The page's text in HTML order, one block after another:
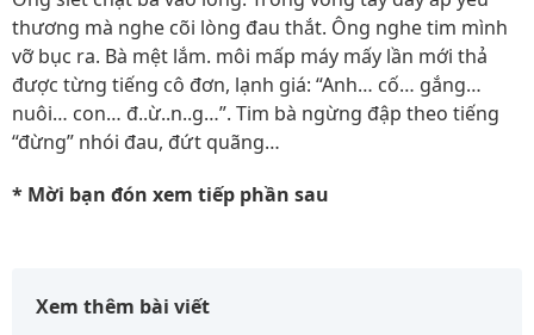
thương mà nghe cõi lòng đau thắt. Ông nghe tim mình
vỡ bục ra. Bà mệt lắm. môi mấp máy mấy lần mới thả
được từng tiếng cô đơn, lạnh giá: “Anh… cố… gắng…
nuôi… con… đ..ừ..n..g…”. Tim bà ngừng đập theo tiếng
“đừng” nhói đau, đứt quãng…
* Mời bạn đón xem tiếp phần sau
Xem thêm bài viết